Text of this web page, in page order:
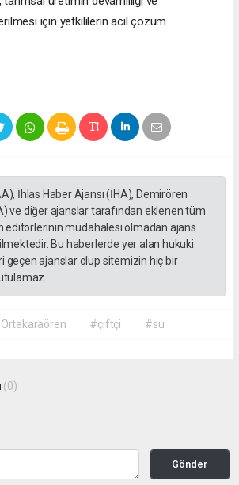
için yetkililerin acil çözüm
İhlas Haber Ajansı (İHA), Demirören
ve diğer ajanslar tarafından eklenen tüm
editörlerinin müdahalesi olmadan ajans
Bu haberlerde yer alan hukuki
geçen ajanslar olup sitemizin hiç bir
#çiftçi #su
(0)
Gönder